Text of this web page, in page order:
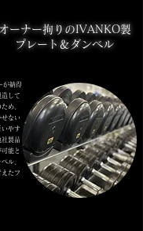
オーナー拘りの​IVANKO製
プレート＆ダンベル
が納得
造して
め、
せない
いやす
社製品
能と
ル、
えた フ